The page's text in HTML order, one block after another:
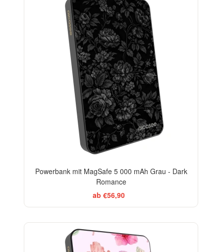
Powerbank mit MagSafe 5 000 mAh Grau - Dark
Romance
ab €56,90